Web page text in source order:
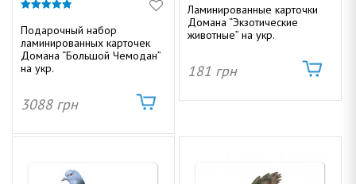
из 5
Подарочный набор
ламинированных карточек
Домана “Большой Чемодан”
на укр.
3088 грн
и
з
5
Ламинированные карточки
Домана “Экзотические
животные” на укр.
181 грн